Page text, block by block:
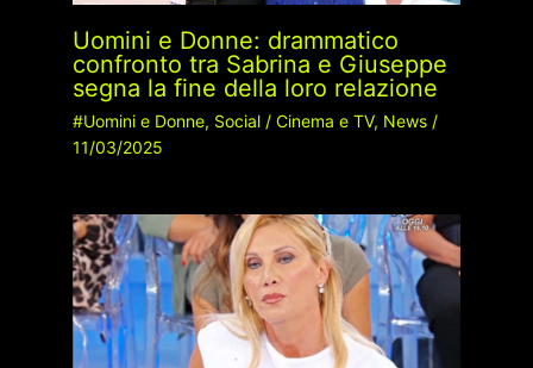
Uomini e Donne: drammatico
confronto tra Sabrina e Giuseppe
segna la fine della loro relazione
#Uomini e Donne, Social/ Cinema e TV, News/
11/03/2025